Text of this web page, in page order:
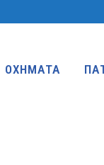
ΟΧΗΜΑΤΑ